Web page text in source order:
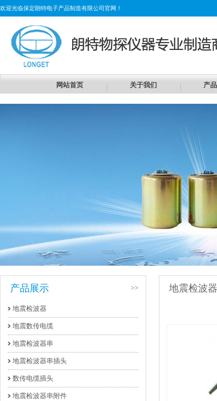
欢迎光临保定朗特电子产品制造有限公司官网！
网站首页 关于我们 产
产品展示 >>
地震检波器
地震数传电缆
地震检波器串
地震检波器串插头
数传电缆插头
地震检波器串附件
地震检波